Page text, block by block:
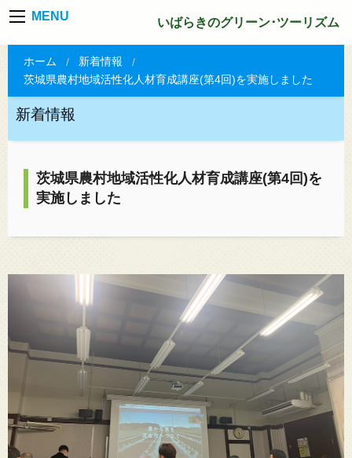
MENU いばらきのグリーン･ツーリズム
ホーム
新着情報
茨城県農村地域活性化人材育成講座(第4回)を実施しました
新着情報
茨城県農村地域活性化人材育成講座(第4回)を
実施しました